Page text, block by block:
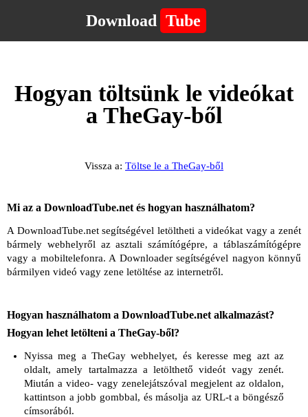
Download Tube
Hogyan töltsünk le videókat
a TheGay-ből
Vissza a: Töltse le a TheGay-ből
Mi az a DownloadTube.net és hogyan használhatom?
A DownloadTube.net segítségével letöltheti a videókat vagy a zenét
bármely webhelyről az asztali számítógépre, a táblaszámítógépre
vagy a mobiltelefonra. A Downloader segítségével nagyon könnyű
bármilyen videó vagy zene letöltése az internetről.
Hogyan használhatom a DownloadTube.net alkalmazást?
Hogyan lehet letölteni a TheGay-ből?
Nyissa meg a TheGay webhelyet, és keresse meg azt az
oldalt, amely tartalmazza a letölthető videót vagy zenét.
Miután a video- vagy zenelejátszóval megjelent az oldalon,
kattintson a jobb gombbal, és másolja az URL-t a böngésző
címsorából.